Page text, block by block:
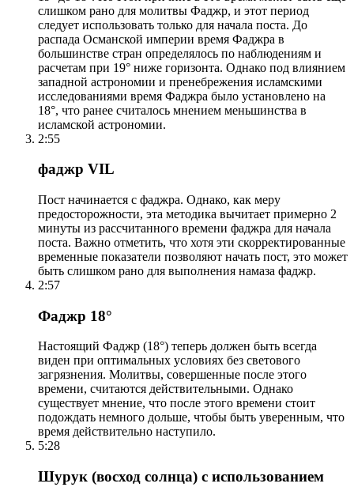
слишком рано для молитвы Фаджр, и этот период
следует использовать только для начала поста. До
распада Османской империи время Фаджра в
большинстве стран определялось по наблюдениям и
расчетам при 19° ниже горизонта. Однако под влиянием
западной астрономии и пренебрежения исламскими
исследованиями время Фаджра было установлено на
18°, что ранее считалось мнением меньшинства в
исламской астрономии.
2:55
фаджр VIL
Пост начинается с фаджра. Однако, как меру
предосторожности, эта методика вычитает примерно 2
минуты из рассчитанного времени фаджра для начала
поста. Важно отметить, что хотя эти скорректированные
временные показатели позволяют начать пост, это может
быть слишком рано для выполнения намаза фаджр.
2:57
Фаджр 18°
Настоящий Фаджр (18°) теперь должен быть всегда
виден при оптимальных условиях без светового
загрязнения. Молитвы, совершенные после этого
времени, считаются действительными. Однако
существует мнение, что после этого времени стоит
подождать немного дольше, чтобы быть уверенным, что
время действительно наступило.
5:28
Шурук (восход солнца) с использованием